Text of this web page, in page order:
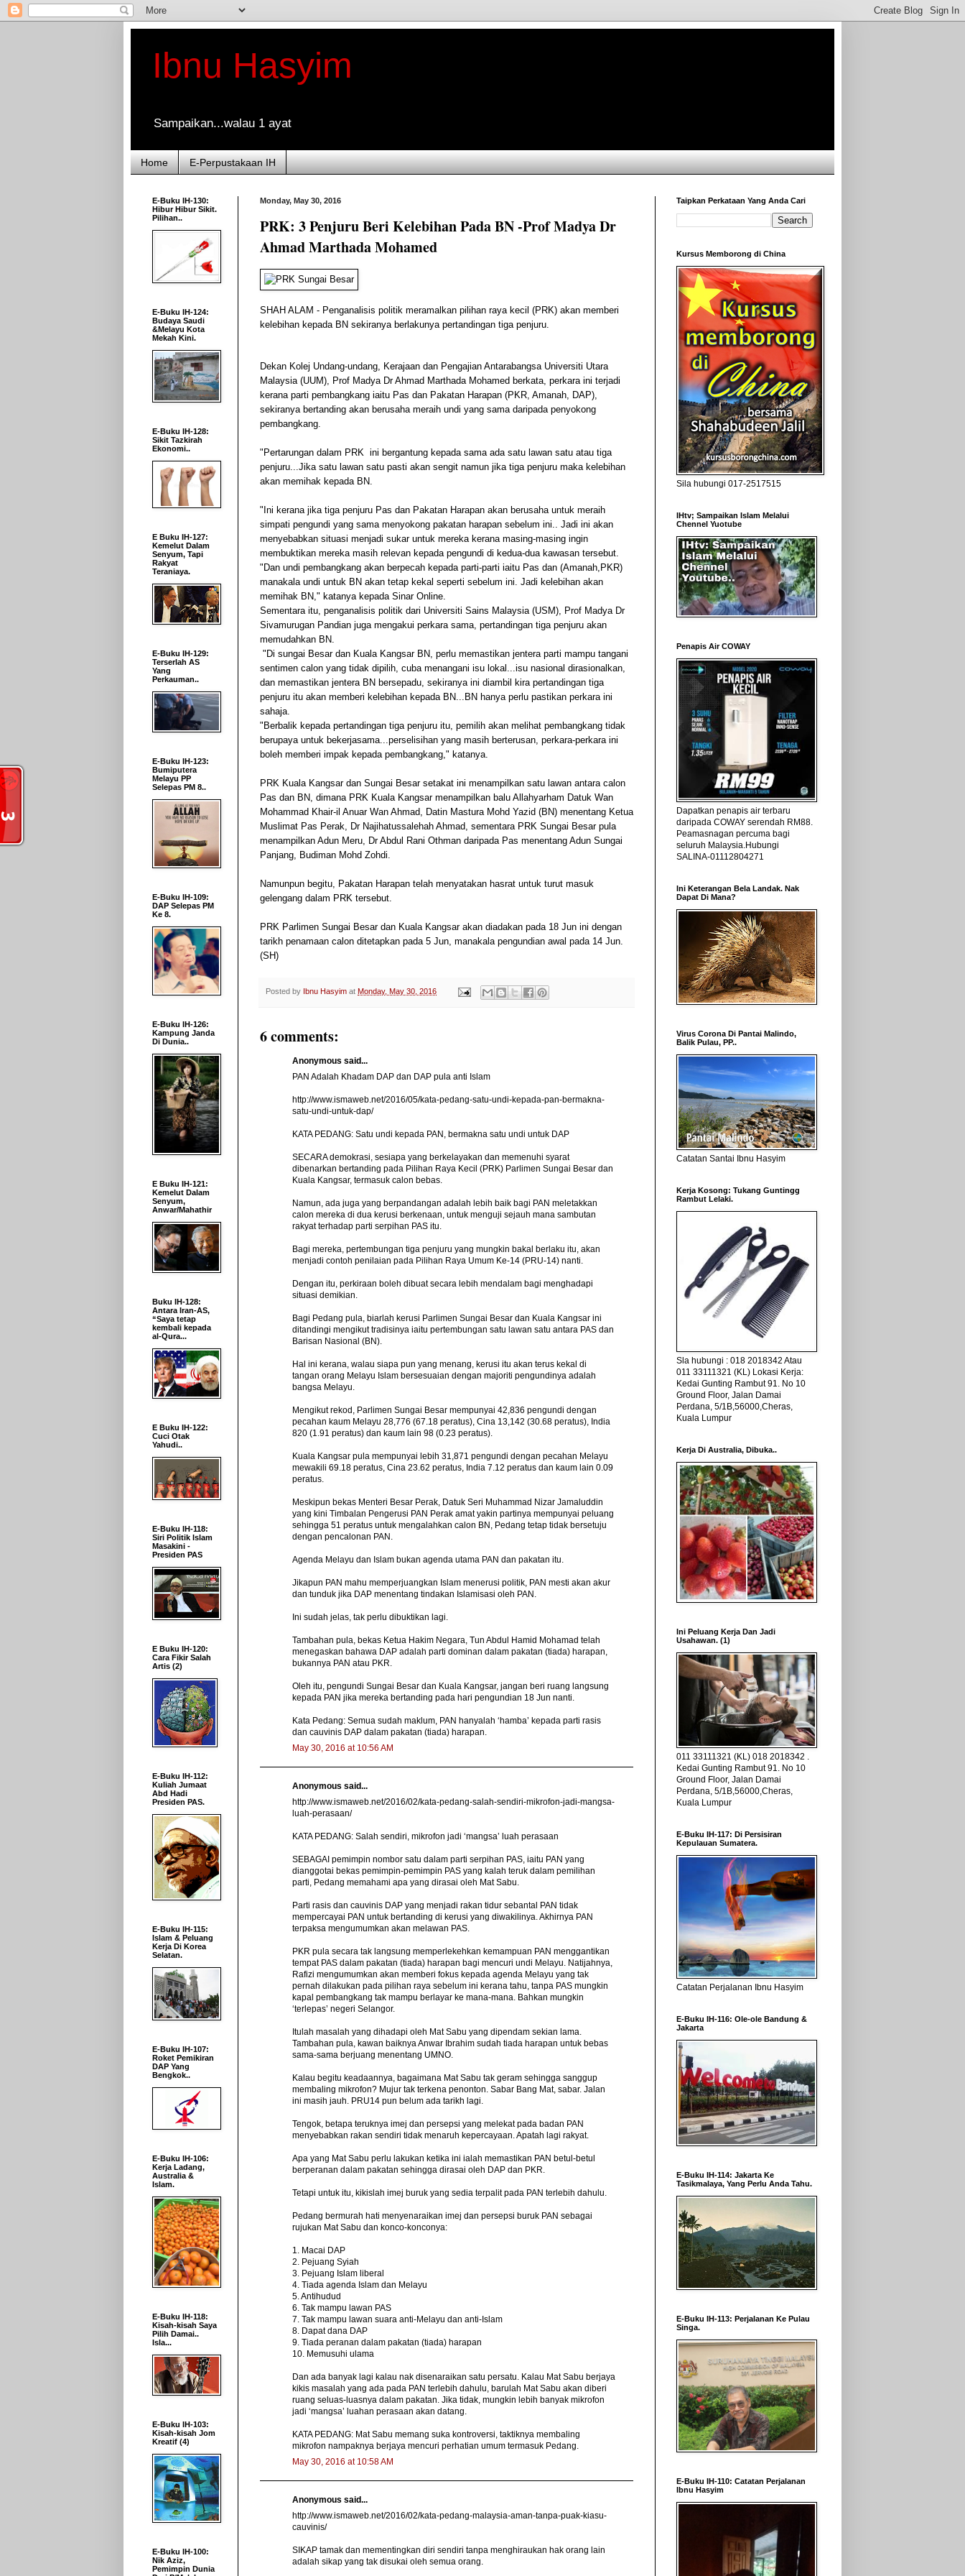
Ibnu Hasyim
Sampaikan...walau 1 ayat
Home E-Perpustakaan IH
Monday, May 30, 2016
PRK: 3 Penjuru Beri Kelebihan Pada BN -Prof Madya Dr
Ahmad Marthada Mohamed
SHAH ALAM - Penganalisis politik meramalkan pilihan raya kecil (PRK) akan memberi
kelebihan kepada BN sekiranya berlakunya pertandingan tiga penjuru.
Dekan Kolej Undang-undang, Kerajaan dan Pengajian Antarabangsa Universiti Utara
Malaysia (UUM), Prof Madya Dr Ahmad Marthada Mohamed berkata, perkara ini terjadi
kerana parti pembangkang iaitu Pas dan Pakatan Harapan (PKR, Amanah, DAP),
sekiranya bertanding akan berusaha meraih undi yang sama daripada penyokong
pembangkang.
"Pertarungan dalam PRK ini bergantung kepada sama ada satu lawan satu atau tiga
penjuru...Jika satu lawan satu pasti akan sengit namun jika tiga penjuru maka kelebihan
akan memihak kepada BN.
"Ini kerana jika tiga penjuru Pas dan Pakatan Harapan akan berusaha untuk meraih
simpati pengundi yang sama menyokong pakatan harapan sebelum ini.. Jadi ini akan
menyebabkan situasi menjadi sukar untuk mereka kerana masing-masing ingin
membuktikan mereka masih relevan kepada pengundi di kedua-dua kawasan tersebut.
"Dan undi pembangkang akan berpecah kepada parti-parti iaitu Pas dan (Amanah,PKR)
manakala undi untuk BN akan tetap kekal seperti sebelum ini. Jadi kelebihan akan
memihak BN," katanya kepada Sinar Online.
Sementara itu, penganalisis politik dari Universiti Sains Malaysia (USM), Prof Madya Dr
Sivamurugan Pandian juga mengakui perkara sama, pertandingan tiga penjuru akan
memudahkan BN.
"Di sungai Besar dan Kuala Kangsar BN, perlu memastikan jentera parti mampu tangani
sentimen calon yang tidak dipilih, cuba menangani isu lokal...isu nasional dirasionalkan,
dan memastikan jentera BN bersepadu, sekiranya ini diambil kira pertandingan tiga
penjuru itu akan memberi kelebihan kepada BN...BN hanya perlu pastikan perkara ini
sahaja.
"Berbalik kepada pertandingan tiga penjuru itu, pemilih akan melihat pembangkang tidak
berupaya untuk bekerjasama...perselisihan yang masih berterusan, perkara-perkara ini
boleh memberi impak kepada pembangkang," katanya.
PRK Kuala Kangsar dan Sungai Besar setakat ini menampilkan satu lawan antara calon
Pas dan BN, dimana PRK Kuala Kangsar menampilkan balu Allahyarham Datuk Wan
Mohammad Khair-il Anuar Wan Ahmad, Datin Mastura Mohd Yazid (BN) menentang Ketua
Muslimat Pas Perak, Dr Najihatussalehah Ahmad, sementara PRK Sungai Besar pula
menampilkan Adun Meru, Dr Abdul Rani Othman daripada Pas menentang Adun Sungai
Panjang, Budiman Mohd Zohdi.
Namunpun begitu, Pakatan Harapan telah menyatakan hasrat untuk turut masuk
gelengang dalam PRK tersebut.
PRK Parlimen Sungai Besar dan Kuala Kangsar akan diadakan pada 18 Jun ini dengan
tarikh penamaan calon ditetapkan pada 5 Jun, manakala pengundian awal pada 14 Jun.
(SH)
Posted by Ibnu Hasyim at Monday, May 30, 2016
6 comments:
Anonymous said...
PAN Adalah Khadam DAP dan DAP pula anti Islam
http://www.ismaweb.net/2016/05/kata-pedang-satu-undi-kepada-pan-bermakna-
satu-undi-untuk-dap/
KATA PEDANG: Satu undi kepada PAN, bermakna satu undi untuk DAP
SECARA demokrasi, sesiapa yang berkelayakan dan memenuhi syarat
dibenarkan bertanding pada Pilihan Raya Kecil (PRK) Parlimen Sungai Besar dan
Kuala Kangsar, termasuk calon bebas.
Namun, ada juga yang berpandangan adalah lebih baik bagi PAN meletakkan
calon mereka di dua kerusi berkenaan, untuk menguji sejauh mana sambutan
rakyat terhadap parti serpihan PAS itu.
Bagi mereka, pertembungan tiga penjuru yang mungkin bakal berlaku itu, akan
menjadi contoh penilaian pada Pilihan Raya Umum Ke-14 (PRU-14) nanti.
Dengan itu, perkiraan boleh dibuat secara lebih mendalam bagi menghadapi
situasi demikian.
Bagi Pedang pula, biarlah kerusi Parlimen Sungai Besar dan Kuala Kangsar ini
ditandingi mengikut tradisinya iaitu pertembungan satu lawan satu antara PAS dan
Barisan Nasional (BN).
Hal ini kerana, walau siapa pun yang menang, kerusi itu akan terus kekal di
tangan orang Melayu Islam bersesuaian dengan majoriti pengundinya adalah
bangsa Melayu.
Mengikut rekod, Parlimen Sungai Besar mempunyai 42,836 pengundi dengan
pecahan kaum Melayu 28,776 (67.18 peratus), Cina 13,142 (30.68 peratus), India
820 (1.91 peratus) dan kaum lain 98 (0.23 peratus).
Kuala Kangsar pula mempunyai lebih 31,871 pengundi dengan pecahan Melayu
mewakili 69.18 peratus, Cina 23.62 peratus, India 7.12 peratus dan kaum lain 0.09
peratus.
Meskipun bekas Menteri Besar Perak, Datuk Seri Muhammad Nizar Jamaluddin
yang kini Timbalan Pengerusi PAN Perak amat yakin partinya mempunyai peluang
sehingga 51 peratus untuk mengalahkan calon BN, Pedang tetap tidak bersetuju
dengan pencalonan PAN.
Agenda Melayu dan Islam bukan agenda utama PAN dan pakatan itu.
Jikapun PAN mahu memperjuangkan Islam menerusi politik, PAN mesti akan akur
dan tunduk jika DAP menentang tindakan Islamisasi oleh PAN.
Ini sudah jelas, tak perlu dibuktikan lagi.
Tambahan pula, bekas Ketua Hakim Negara, Tun Abdul Hamid Mohamad telah
menegaskan bahawa DAP adalah parti dominan dalam pakatan (tiada) harapan,
bukannya PAN atau PKR.
Oleh itu, pengundi Sungai Besar dan Kuala Kangsar, jangan beri ruang langsung
kepada PAN jika mereka bertanding pada hari pengundian 18 Jun nanti.
Kata Pedang: Semua sudah maklum, PAN hanyalah ‘hamba’ kepada parti rasis
dan cauvinis DAP dalam pakatan (tiada) harapan.
May 30, 2016 at 10:56 AM
Anonymous said...
http://www.ismaweb.net/2016/02/kata-pedang-salah-sendiri-mikrofon-jadi-mangsa-
luah-perasaan/
KATA PEDANG: Salah sendiri, mikrofon jadi ‘mangsa’ luah perasaan
SEBAGAI pemimpin nombor satu dalam parti serpihan PAS, iaitu PAN yang
dianggotai bekas pemimpin-pemimpin PAS yang kalah teruk dalam pemilihan
parti, Pedang memahami apa yang dirasai oleh Mat Sabu.
Parti rasis dan cauvinis DAP yang menjadi rakan tidur sebantal PAN tidak
mempercayai PAN untuk bertanding di kerusi yang diwakilinya. Akhirnya PAN
terpaksa mengumumkan akan melawan PAS.
PKR pula secara tak langsung memperlekehkan kemampuan PAN menggantikan
tempat PAS dalam pakatan (tiada) harapan bagi mencuri undi Melayu. Natijahnya,
Rafizi mengumumkan akan memberi fokus kepada agenda Melayu yang tak
pernah dilakukan pada pilihan raya sebelum ini kerana tahu, tanpa PAS mungkin
kapal pembangkang tak mampu berlayar ke mana-mana. Bahkan mungkin
‘terlepas’ negeri Selangor.
Itulah masalah yang dihadapi oleh Mat Sabu yang dipendam sekian lama.
Tambahan pula, kawan baiknya Anwar Ibrahim sudah tiada harapan untuk bebas
sama-sama berjuang menentang UMNO.
Kalau begitu keadaannya, bagaimana Mat Sabu tak geram sehingga sanggup
membaling mikrofon? Mujur tak terkena penonton. Sabar Bang Mat, sabar. Jalan
ini masih jauh. PRU14 pun belum ada tarikh lagi.
Tengok, betapa teruknya imej dan persepsi yang melekat pada badan PAN
menyebabkan rakan sendiri tidak menaruh kepercayaan. Apatah lagi rakyat.
Apa yang Mat Sabu perlu lakukan ketika ini ialah memastikan PAN betul-betul
berperanan dalam pakatan sehingga dirasai oleh DAP dan PKR.
Tetapi untuk itu, kikislah imej buruk yang sedia terpalit pada PAN terlebih dahulu.
Pedang bermurah hati menyenaraikan imej dan persepsi buruk PAN sebagai
rujukan Mat Sabu dan konco-konconya:
1. Macai DAP
2. Pejuang Syiah
3. Pejuang Islam liberal
4. Tiada agenda Islam dan Melayu
5. Antihudud
6. Tak mampu lawan PAS
7. Tak mampu lawan suara anti-Melayu dan anti-Islam
8. Dapat dana DAP
9. Tiada peranan dalam pakatan (tiada) harapan
10. Memusuhi ulama
Dan ada banyak lagi kalau nak disenaraikan satu persatu. Kalau Mat Sabu berjaya
kikis masalah yang ada pada PAN terlebih dahulu, barulah Mat Sabu akan diberi
ruang seluas-luasnya dalam pakatan. Jika tidak, mungkin lebih banyak mikrofon
jadi ‘mangsa’ luahan perasaan akan datang.
KATA PEDANG: Mat Sabu memang suka kontroversi, taktiknya membaling
mikrofon nampaknya berjaya mencuri perhatian umum termasuk Pedang.
May 30, 2016 at 10:58 AM
Anonymous said...
http://www.ismaweb.net/2016/02/kata-pedang-malaysia-aman-tanpa-puak-kiasu-
cauvinis/
SIKAP tamak dan mementingkan diri sendiri tanpa menghiraukan hak orang lain
adalah sikap yang tak disukai oleh semua orang.
E-Buku IH-130:
Hibur Hibur Sikit.
Pilihan..
E-Buku IH-124:
Budaya Saudi
&Melayu Kota
Mekah Kini.
E-Buku IH-128:
Sikit Tazkirah
Ekonomi..
E Buku IH-127:
Kemelut Dalam
Senyum, Tapi
Rakyat
Teraniaya.
E-Buku IH-129:
Terserlah AS
Yang
Perkauman..
E-Buku IH-123:
Bumiputera
Melayu PP
Selepas PM 8..
E-Buku IH-109:
DAP Selepas PM
Ke 8.
E-Buku IH-126:
Kampung Janda
Di Dunia..
E Buku IH-121:
Kemelut Dalam
Senyum,
Anwar/Mahathir
Buku IH-128:
Antara Iran-AS,
“Saya tetap
kembali kepada
al-Qura...
E Buku IH-122:
Cuci Otak
Yahudi..
E-Buku IH-118:
Siri Politik Islam
Masakini -
Presiden PAS
E Buku IH-120:
Cara Fikir Salah
Artis (2)
E-Buku IH-112:
Kuliah Jumaat
Abd Hadi
Presiden PAS.
E-Buku IH-115:
Islam & Peluang
Kerja Di Korea
Selatan.
E-Buku IH-107:
Roket Pemikiran
DAP Yang
Bengkok..
E-Buku IH-106:
Kerja Ladang,
Australia &
Islam.
E-Buku IH-118:
Kisah-kisah Saya
Pilih Damai..
Isla...
E-Buku IH-103:
Kisah-kisah Jom
Kreatif (4)
E-Buku IH-100:
Nik Aziz,
Pemimpin Dunia
Taipkan Perkataan Yang Anda Cari
Kursus Memborong di China
Sila hubungi 017-2517515
IHtv; Sampaikan Islam Melalui
Chennel Yuotube
Penapis Air COWAY
Dapatkan penapis air terbaru
daripada COWAY serendah RM88.
Peamasnagan percuma bagi
seluruh Malaysia.Hubungi
SALINA-01112804271
Ini Keterangan Bela Landak. Nak
Dapat Di Mana?
Virus Corona Di Pantai Malindo,
Balik Pulau, PP..
Catatan Santai Ibnu Hasyim
Kerja Kosong: Tukang Guntingg
Rambut Lelaki.
Sla hubungi : 018 2018342 Atau
011 33111321 (KL) Lokasi Kerja:
Kedai Gunting Rambut 91. No 10
Ground Floor, Jalan Damai
Perdana, 5/1B,56000,Cheras,
Kuala Lumpur
Kerja Di Australia, Dibuka..
Ini Peluang Kerja Dan Jadi
Usahawan. (1)
011 33111321 (KL) 018 2018342 .
Kedai Gunting Rambut 91. No 10
Ground Floor, Jalan Damai
Perdana, 5/1B,56000,Cheras,
Kuala Lumpur
E-Buku IH-117: Di Persisiran
Kepulauan Sumatera.
Catatan Perjalanan Ibnu Hasyim
E-Buku IH-116: Ole-ole Bandung &
Jakarta
E-Buku IH-114: Jakarta Ke
Tasikmalaya, Yang Perlu Anda Tahu.
E-Buku IH-113: Perjalanan Ke Pulau
Singa.
E-Buku IH-110: Catatan Perjalanan
Ibnu Hasyim